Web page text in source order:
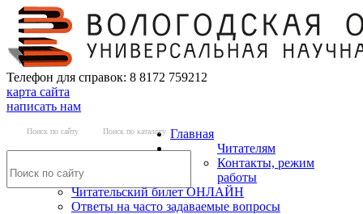
Телефон для справок: 8 8172 759212
карта сайта
написать нам
Поиск по сайту Поиск по каталогу Главная
Читателям
Контакты, режим
работы
Читательский билет ОНЛАЙН
Ответы на часто задаваемые вопросы